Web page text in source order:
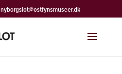
nyborgslot@ostfynsmuseer.dk